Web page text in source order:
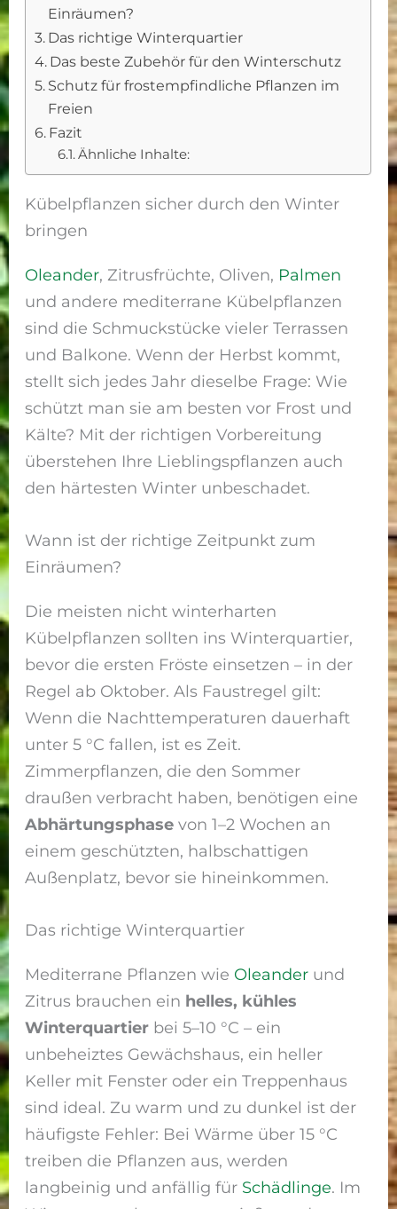
Einräumen?
Das richtige Winterquartier
Das beste Zubehör für den Winterschutz
Schutz für frostempfindliche Pflanzen im
Freien
Fazit
Ähnliche Inhalte:
Kübelpflanzen sicher durch den Winter
bringen
Oleander, Zitrusfrüchte, Oliven, Palmen
und andere mediterrane Kübelpflanzen
sind die Schmuckstücke vieler Terrassen
und Balkone. Wenn der Herbst kommt,
stellt sich jedes Jahr dieselbe Frage: Wie
schützt man sie am besten vor Frost und
Kälte? Mit der richtigen Vorbereitung
überstehen Ihre Lieblingspflanzen auch
den härtesten Winter unbeschadet.
Wann ist der richtige Zeitpunkt zum
Einräumen?
Die meisten nicht winterharten
Kübelpflanzen sollten ins Winterquartier,
bevor die ersten Fröste einsetzen – in der
Regel ab Oktober. Als Faustregel gilt:
Wenn die Nachttemperaturen dauerhaft
unter 5 °C fallen, ist es Zeit.
Zimmerpflanzen, die den Sommer
draußen verbracht haben, benötigen eine
Abhärtungsphase von 1–2 Wochen an
einem geschützten, halbschattigen
Außenplatz, bevor sie hineinkommen.
Das richtige Winterquartier
Mediterrane Pflanzen wie Oleander und
Zitrus brauchen ein helles, kühles
Winterquartier bei 5–10 °C – ein
unbeheiztes Gewächshaus, ein heller
Keller mit Fenster oder ein Treppenhaus
sind ideal. Zu warm und zu dunkel ist der
häufigste Fehler: Bei Wärme über 15 °C
treiben die Pflanzen aus, werden
langbeinig und anfällig für Schädlinge. Im